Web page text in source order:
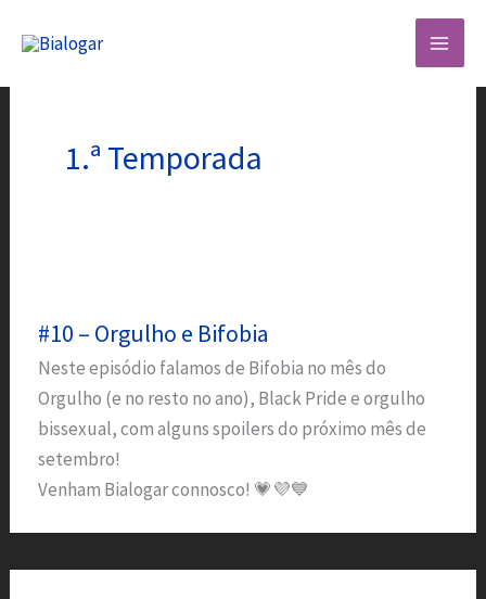
1.ª Temporada
#10 – Orgulho e Bifobia
Neste episódio falamos de Bifobia no mês do
Orgulho (e no resto no ano), Black Pride e orgulho
bissexual, com alguns spoilers do próximo mês de
setembro!
Venham Bialogar connosco! 💗💜💙